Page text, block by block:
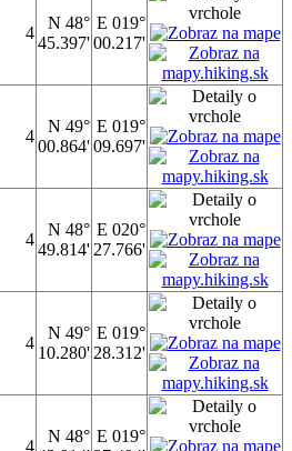
4
N 48°
45.397'
E 019°
00.217'
4
N 49°
00.864'
E 019°
09.697'
4
N 48°
49.814'
E 020°
27.766'
4
N 49°
10.280'
E 019°
28.312'
4
N 48° E 019°